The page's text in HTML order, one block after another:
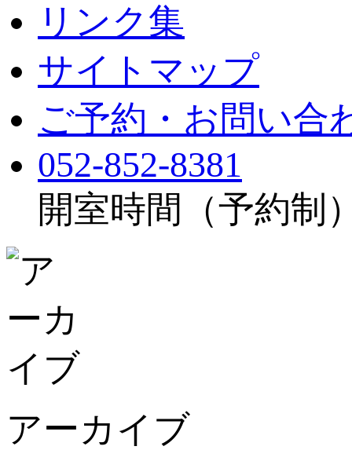
リンク集
サイトマップ
ご予約・お問い合
052-852-8381
開室時間（予約制
アーカイブ